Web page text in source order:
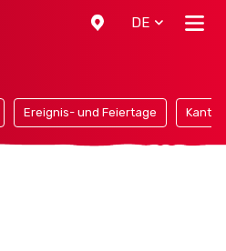
DE
Ereignis- und Feiertage